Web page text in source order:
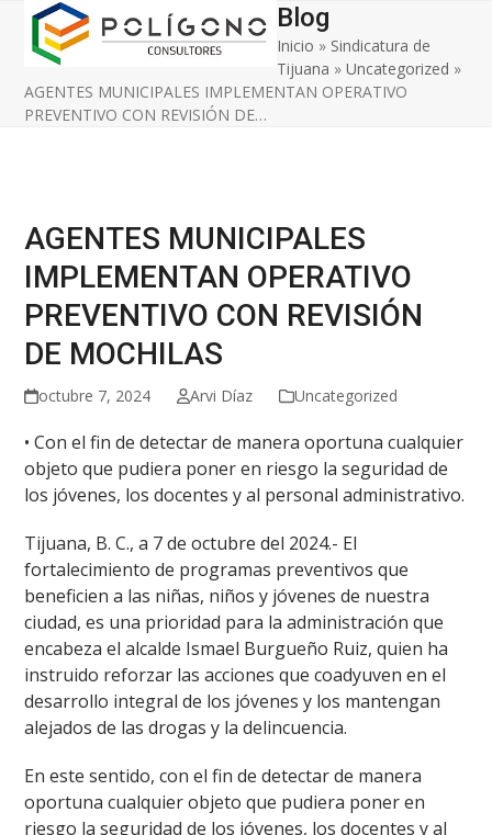
Skip
content
Open
mobile
menu
Close
mobile
menu
Blog
Inicio » Sindicatura de
Tijuana »Uncategorized »
AGENTES MUNICIPALES IMPLEMENTAN OPERATIVO
PREVENTIVO CON REVISIÓN DE…
AGENTES MUNICIPALES
IMPLEMENTAN OPERATIVO
PREVENTIVO CON REVISIÓN
DE MOCHILAS
octubre 7, 2024 Arvi Díaz Uncategorized
• Con el fin de detectar de manera oportuna cualquier
objeto que pudiera poner en riesgo la seguridad de
los jóvenes, los docentes y al personal administrativo.
Tijuana, B. C., a 7 de octubre del 2024.- El
fortalecimiento de programas preventivos que
beneficien a las niñas, niños y jóvenes de nuestra
ciudad, es una prioridad para la administración que
encabeza el alcalde Ismael Burgueño Ruiz, quien ha
instruido reforzar las acciones que coadyuven en el
desarrollo integral de los jóvenes y los mantengan
alejados de las drogas y la delincuencia.
En este sentido, con el fin de detectar de manera
oportuna cualquier objeto que pudiera poner en
riesgo la seguridad de los jóvenes, los docentes y al